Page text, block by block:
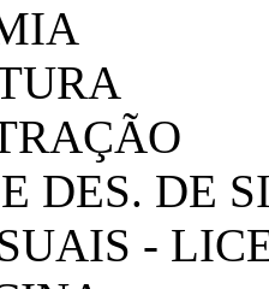
DES. DE
-